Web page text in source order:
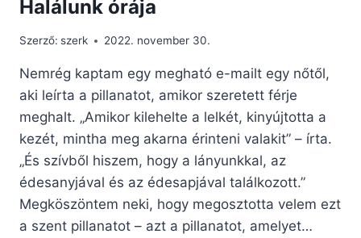
Halálunk órája
Szerző: szerk 2022. november 30.
Nemrég kaptam egy megható e-mailt egy nőtől,
aki leírta a pillanatot, amikor szeretett férje
meghalt. „Amikor kilehelte a lelkét, kinyújtotta a
kezét, mintha meg akarna érinteni valakit” – írta.
„És szívből hiszem, hogy a lányunkkal, az
édesanyjával és az édesapjával találkozott.”
Megköszöntem neki, hogy megosztotta velem ezt
a szent pillanatot – azt a pillanatot, amelyet…